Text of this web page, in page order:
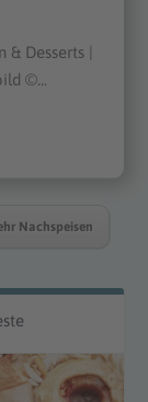
Desserts |
©...
Nachspeisen